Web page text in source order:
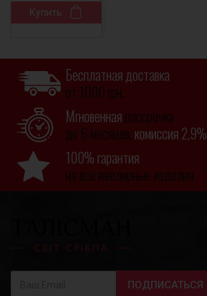
Купить
Бесплатная доставка
от 1000 грн.
Мгновенная рассрочка
до 6 месяцев, комиссия 2,9%
100% гарантия
на все ювелирные изделия
ПОДПИСАТЬСЯ